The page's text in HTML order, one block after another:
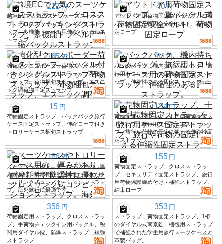
112 円
越境ECで人気のスーツケースストラッ
プ、クロスストラップパッキングストラ
ップ、多機能トラベル用伸縮バックルス
トラップ
40 円
アウトドア用荷物固定ストラップ、二重
バックル式荷物固定安全ベルト、荷物固
定ロープ
165 円
強化型クロスボーダー荷物ストラップ、
バックル付きシングルストラップ荷物ス
トラップ、荷物梱包ストラップ、エスニ
ック調荷物固定ストラップ
61 円
バックパック、機内持ち込みバッグ、旅
行用トロリーケース用の荷物固定ストラ
ップ。伸縮性のある固定ストラップ。
15 円
荷物固定ストラップ、バックパック旅行
ケース固定ストラップ、伸縮ロープ付き
トロリーケース梱包ストラップ
134 円
荷物固定ストラップ、十字型荷物固定ス
トラップ、旅行用ケース固定ストラッ
プ、旅行や荷物の固定に使える伸縮性固
定ストラップ。
166 円
スーツケースやトロリーケース用の、厚
みがあり、耐摩耗性と防爆性に優れたク
ロスリンク式コンビネーションストラッ
プ。海外旅行に最適です。
155 円
荷物固定ストラップ、クロスストラッ
プ、セキュリティ固定ストラップ、旅行
用荷物保護締め付け・補強ストラップ、
結束ロープ
356 円
荷物固定用ストラップ、クロスストラッ
プ、手荷物チェックイン用バックル、税
関用ダイヤル錠、防爆ストラップ、補強
ストラップ
353 円
ストラップ、荷物固定ストラップ、1桁
のダイヤル式南京錠、梱包用ストラップ
で補強された学生用旅行スーツケースと
革製バッグ。